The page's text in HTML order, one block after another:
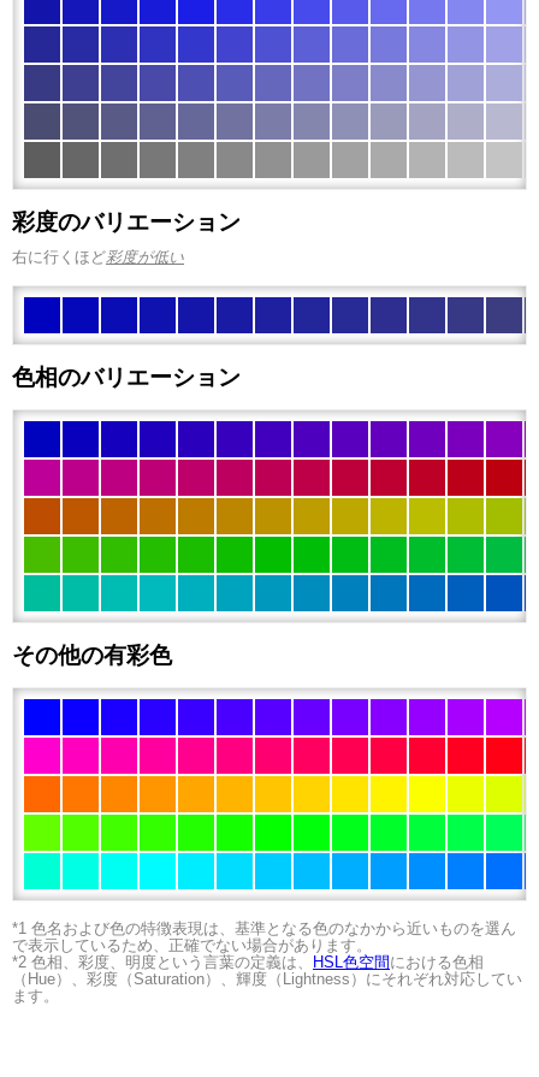
彩度のバリエーション
右に行くほど彩度が低い
色相のバリエーション
その他の有彩色
*1 色名および色の特徴表現は、基準となる色のなかから近いものを選ん
で表示しているため、正確でない場合があります。
*2 色相、彩度、明度という言葉の定義は、
HSL色空間 における色相
（Hue）、彩度（Saturation）、輝度（Lightness）にそれぞれ対応してい
ます。